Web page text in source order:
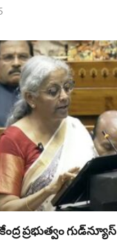
ప్రభుత్వం గుడ్‌న్యూస్‌